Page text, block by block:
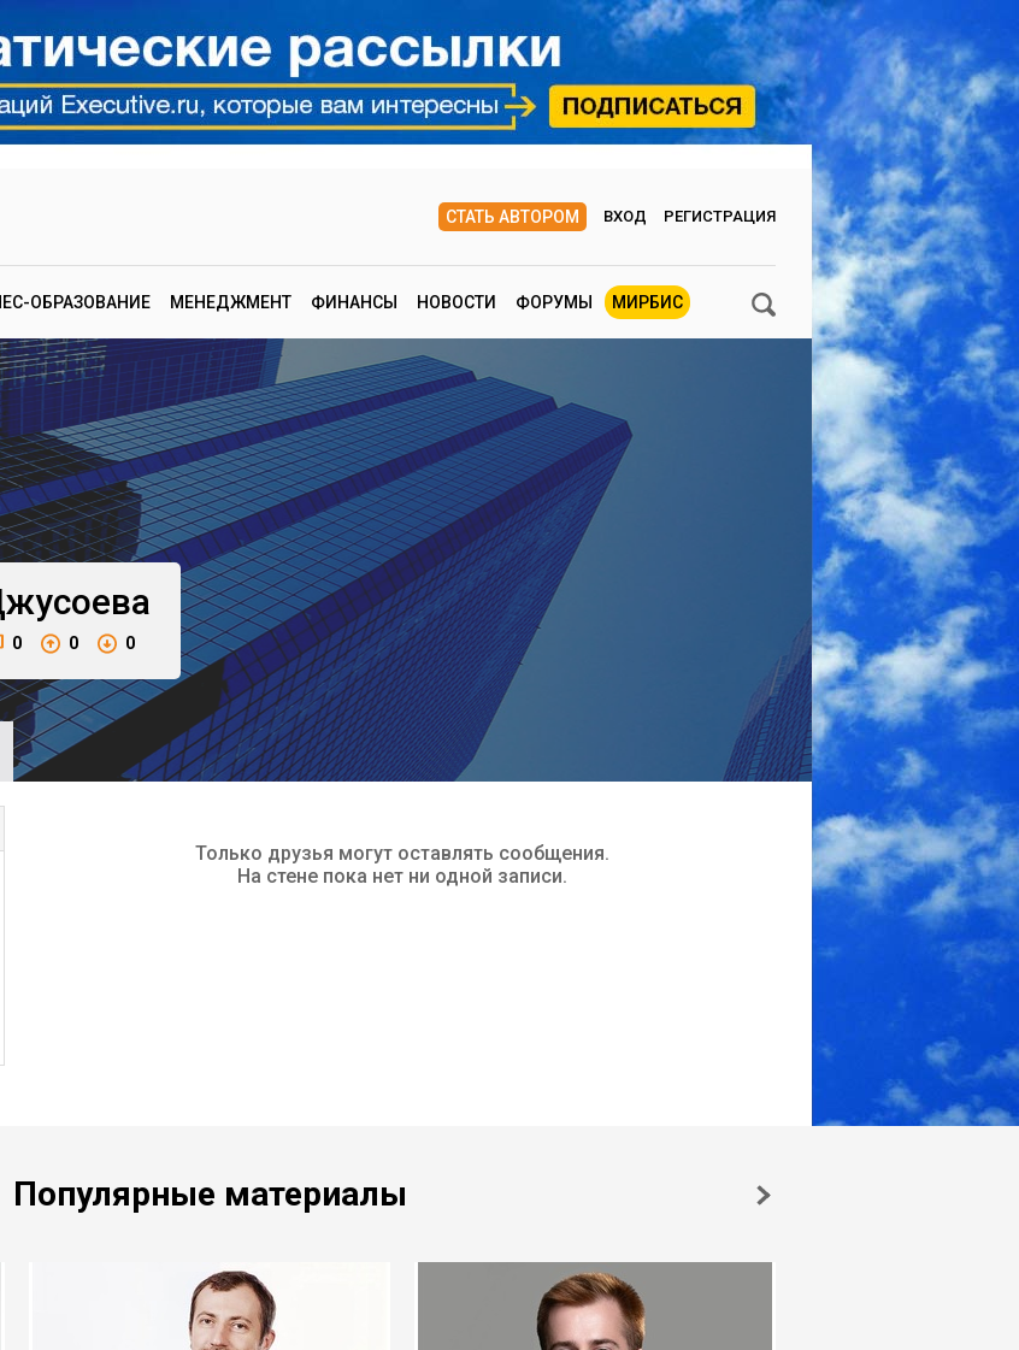
СТАТЬ АВТОРОМ ВХОД РЕГИСТРАЦИЯ
ОБРАЗОВАНИЕ МЕНЕДЖМЕНТ ФИНАНСЫ НОВОСТИ ФОРУМЫ МИРБИС
0 0 0
Только друзья могут оставлять сообщения.
На стене пока нет ни одной записи.
Популярные материалы